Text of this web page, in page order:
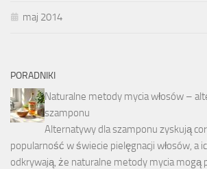
maj 2014
PORADNIKI
Naturalne metody mycia włosów –
szamponu
Alternatywy dla szamponu zyskują
popularność w świecie pielęgnacji włosów, a
odkrywają, że naturalne metody mycia mogą